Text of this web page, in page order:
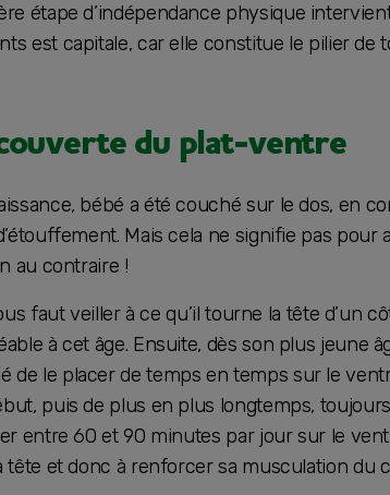
étape d’indépendance physique
est capitale, car elle constitue le pilier
du plat-ventre
bébé a été couché sur le dos, en
Mais cela ne signifie pas
au contraire !
faut veiller à ce qu’il tourne la tête d’un
à cet âge. Ensuite, dès son plus jeune
de le placer de temps en temps sur le
puis de plus en plus longtemps,
entre 60 et 90 minutes par jour sur le
tête et donc à renforcer sa musculation du